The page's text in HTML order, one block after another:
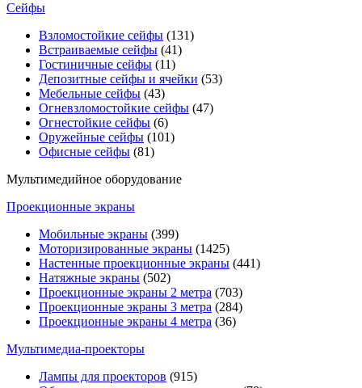
Сейфы
Взломостойкие сейфы (131)
Встраиваемые сейфы (41)
Гостиничные сейфы (11)
Депозитные сейфы и ячейки (53)
Мебельные сейфы (43)
Огневзломостойкие сейфы (47)
Огнестойкие сейфы (6)
Оружейные сейфы (101)
Офисные сейфы (81)
Мультимедийное оборудование
Проекционные экраны
Мобильные экраны (399)
Моторизированные экраны (1425)
Настенные проекционные экраны (441)
Натяжные экраны (502)
Проекционные экраны 2 метра (703)
Проекционные экраны 3 метра (284)
Проекционные экраны 4 метра (36)
Мультимедиa-проекторы
Лампы для проекторов (915)